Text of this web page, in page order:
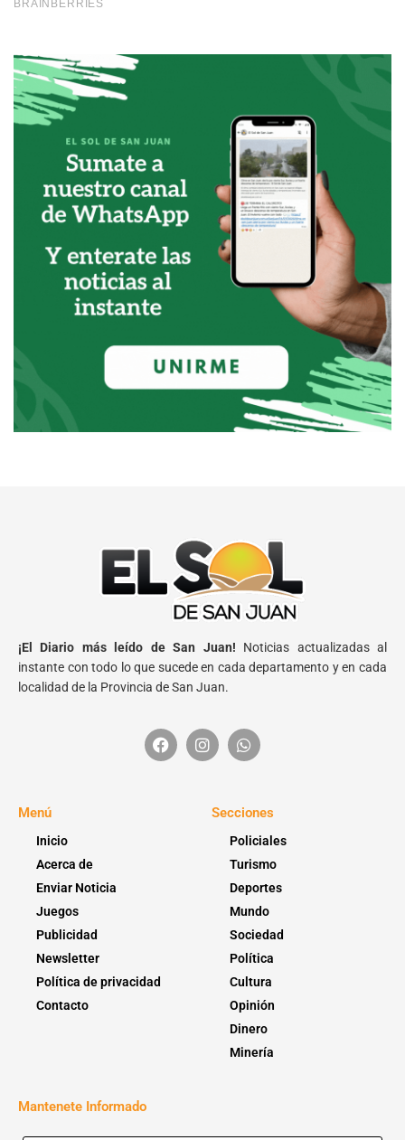
¡El Diario más leído de San Juan! Noticias actualizadas al
instante con todo lo que sucede en cada departamento y en cada
localidad de la Provincia de San Juan.
Menú
Inicio
Acerca de
Enviar Noticia
Juegos
Publicidad
Newsletter
Política de privacidad
Contacto
Secciones
Policiales
Turismo
Deportes
Mundo
Sociedad
Política
Cultura
Opinión
Dinero
Minería
Mantenete Informado